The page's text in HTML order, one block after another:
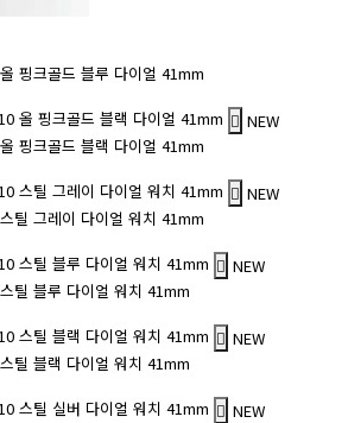
핑크골드 블루 다이얼 41mm
NEW
핑크골드 블랙 다이얼 41mm
NEW
틸 그레이 다이얼 워치 41mm
NEW
틸 블루 다이얼 워치 41mm
NEW
틸 블랙 다이얼 워치 41mm
NEW